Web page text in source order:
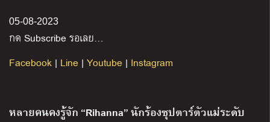
05-08-2023
กด Subscribe รอเลย…
Facebook | Line | Youtube | Instagram
หลายคนคงรู้จัก “Rihanna”นักร้องซุปตาร์ตัวแม่ระดับ